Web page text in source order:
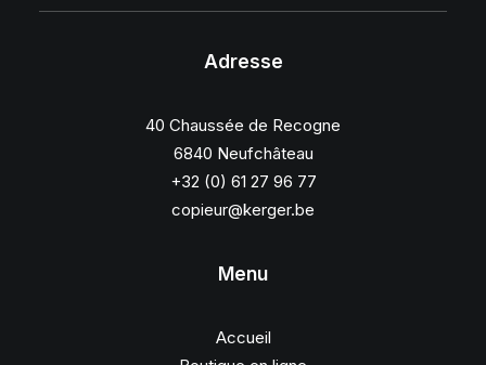
Adresse
40 Chaussée de Recogne
6840 Neufchâteau
+32 (0) 61 27 96 77
copieur@kerger.be
Menu
Accueil